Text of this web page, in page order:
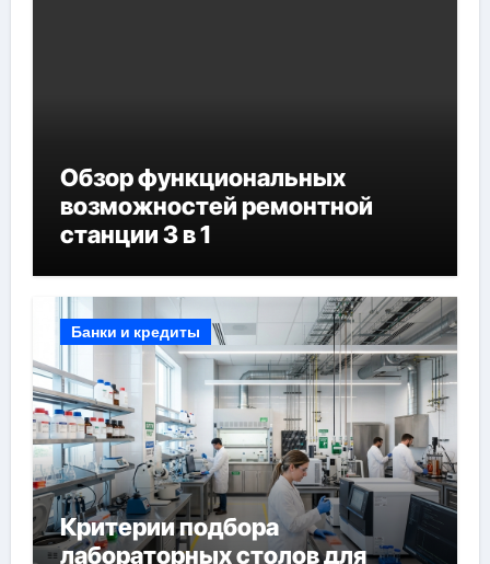
Обзор функциональных
возможностей ремонтной
станции 3 в 1
Банки и кредиты
Критерии подбора
лабораторных столов для